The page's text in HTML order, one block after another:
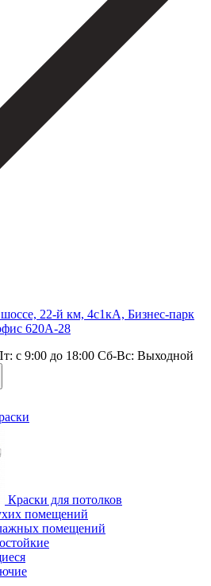
22-й км, 4с1кА, Бизнес-парк
620А-28
с 9:00 до 18:00 Сб-Вс: Выходной
Краски для потолков
помещений
помещений